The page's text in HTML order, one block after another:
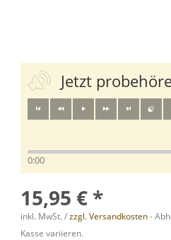
Jetzt
0:00
15,95 € *
inkl. MwSt. /zzgl. Versandkosten-
Kasse variieren.